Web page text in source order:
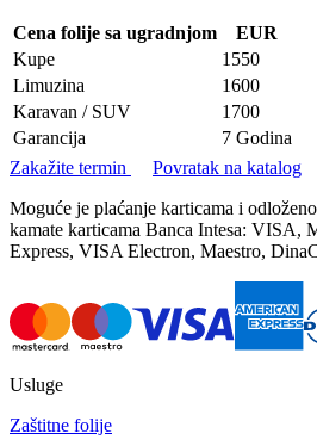
Cena folije sa ugradnjom
EUR
Kupe
1550
Limuzina
1600
Karavan / SUV
1700
Garancija
7 Godina
Zakažite termin
Povratak na katalog
Moguće je plaćanje karticama i
kamate karticama Banca Intesa: VISA,
Express, VISA Electron, Maestro,
Usluge
Zaštitne folije